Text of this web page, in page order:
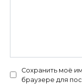
Сохранить моё
браузере для